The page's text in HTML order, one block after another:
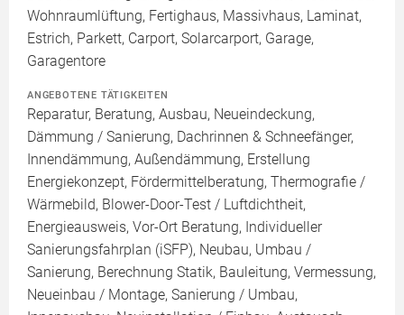
Wohnraumlüftung, Fertighaus, Massivhaus, Laminat,
Estrich, Parkett, Carport, Solarcarport, Garage,
Garagentore
ANGEBOTENE TÄTIGKEITEN
Reparatur, Beratung, Ausbau, Neueindeckung,
Dämmung / Sanierung, Dachrinnen & Schneefänger,
Innendämmung, Außendämmung, Erstellung
Energiekonzept, Fördermittelberatung, Thermografie /
Wärmebild, Blower-Door-Test / Luftdichtheit,
Energieausweis, Vor-Ort Beratung, Individueller
Sanierungsfahrplan (iSFP), Neubau, Umbau /
Sanierung, Berechnung Statik, Bauleitung, Vermessung,
Neueinbau / Montage, Sanierung / Umbau,